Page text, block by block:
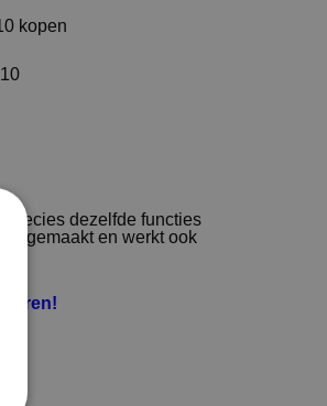
kopen
precies dezelfde functies
gemaakt en werkt ook